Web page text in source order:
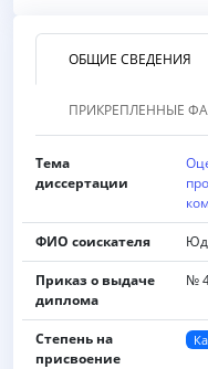
ОБЩИЕ СВЕДЕНИЯ
ПРИКРЕПЛЕННЫЕ
Тема
диссертации
ФИО соискателя
Приказ о выдаче
диплома
№
Степень на
присвоение